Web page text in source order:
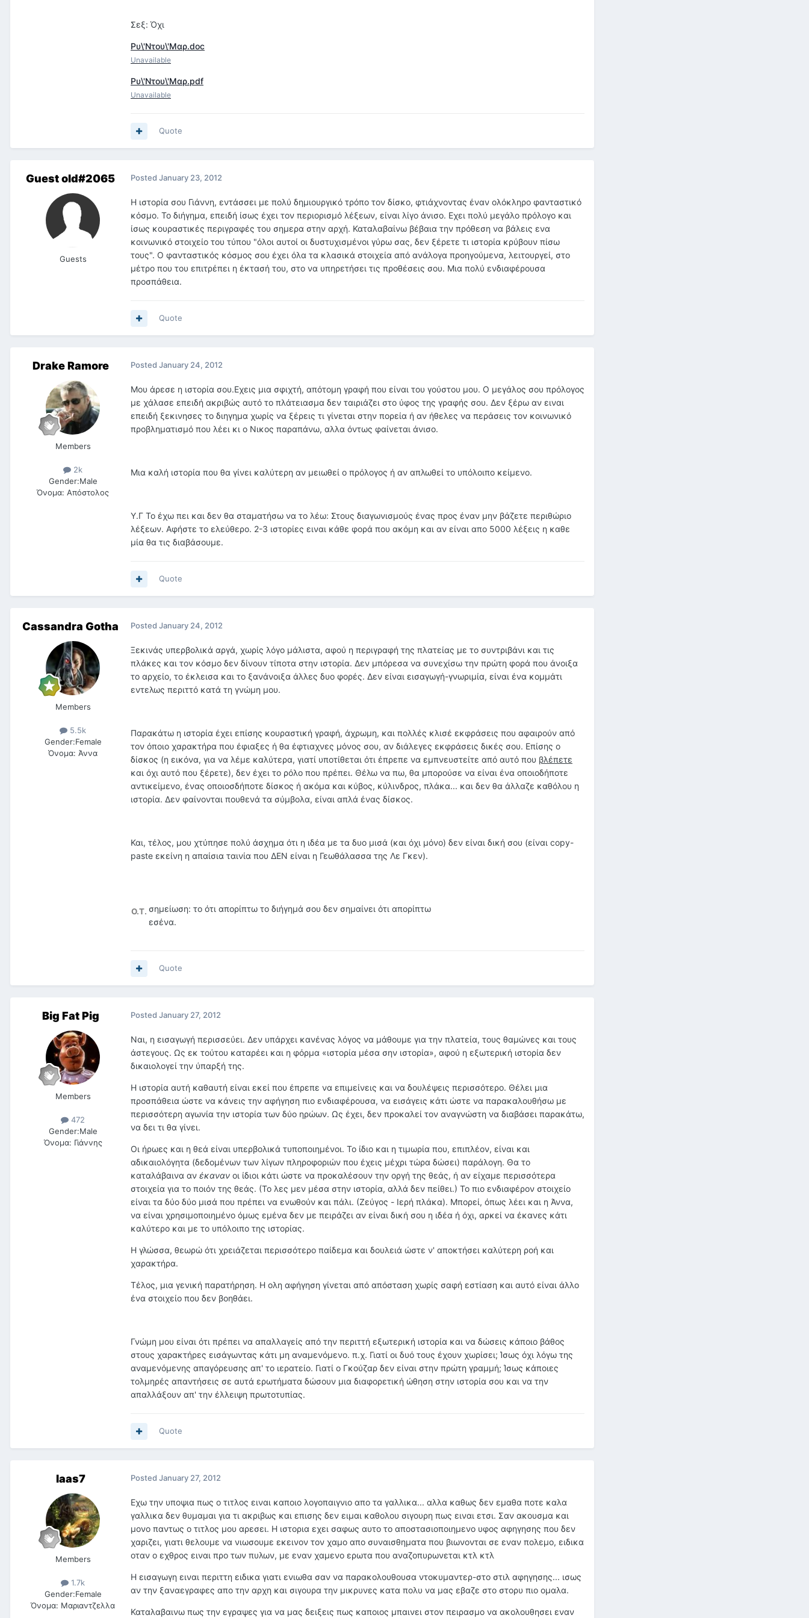
Σεξ: Όχι
Ρυ\'Ντου\'Μαρ.doc
Unavailable
Ρυ\'Ντου\'Μαρ.pdf
Unavailable
Quote
Guest old#2065
Guests
Posted January 23, 2012
Η ιστορία σου Γιάννη, εντάσσει με πολύ δημιουργικό τρόπο τον δίσκο, φτιάχνοντας έναν ολόκληρο φανταστικό
κόσμο. Το διήγημα, επειδή ίσως έχει τον περιορισμό λέξεων, είναι λίγο άνισο. Εχει πολύ μεγάλο πρόλογο και
ίσως κουραστικές περιγραφές του σημερα στην αρχή. Καταλαβαίνω βέβαια την πρόθεση να βάλεις ενα
κοινωνικό στοιχείο του τύπου "όλοι αυτοί οι δυστυχισμένοι γύρω σας, δεν ξέρετε τι ιστορία κρύβουν πίσω
τους". Ο φανταστικός κόσμος σου έχει όλα τα κλασικά στοιχεία από ανάλογα προηγούμενα, λειτουργεί, στο
μέτρο που του επιτρέπει η έκτασή του, στο να υπηρετήσει τις προθέσεις σου. Μια πολύ ενδιαφέρουσα
προσπάθεια.
Quote
Drake Ramore
Members
2k
Gender:Male
Όνομα: Απόστολος
Posted January 24, 2012
Μου άρεσε η ιστορία σου.Εχεις μια σφιχτή, απότομη γραφή που είναι του γούστου μου. Ο μεγάλος σου πρόλογος
με χάλασε επειδή ακριβώς αυτό το πλάτειασμα δεν ταιριάζει στο ύφος της γραφής σου. Δεν ξέρω αν ειναι
επειδή ξεκινησες το διηγημα χωρίς να ξέρεις τι γίνεται στην πορεία ή αν ήθελες να περάσεις τον κοινωνικό
προβληματισμό που λέει κι ο Νικος παραπάνω, αλλα όντως φαίνεται άνισο.
Μια καλή ιστορία που θα γίνει καλύτερη αν μειωθεί ο πρόλογος ή αν απλωθεί το υπόλοιπο κείμενο.
Υ.Γ Το έχω πει και δεν θα σταματήσω να το λέω: Στους διαγωνισμούς ένας προς έναν μην βάζετε περιθώριο
λέξεων. Αφήστε το ελεύθερο. 2-3 ιστορίες ειναι κάθε φορά που ακόμη και αν είναι απο 5000 λέξεις η καθε
μία θα τις διαβάσουμε.
Quote
Cassandra Gotha
Members
5.5k
Gender:Female
Όνομα: Άννα
Posted January 24, 2012
Ξεκινάς υπερβολικά αργά, χωρίς λόγο μάλιστα, αφού η περιγραφή της πλατείας με το συντριβάνι και τις
πλάκες και τον κόσμο δεν δίνουν τίποτα στην ιστορία. Δεν μπόρεσα να συνεχίσω την πρώτη φορά που άνοιξα
το αρχείο, το έκλεισα και το ξανάνοιξα άλλες δυο φορές. Δεν είναι εισαγωγή-γνωριμία, είναι ένα κομμάτι
εντελως περιττό κατά τη γνώμη μου.
Παρακάτω η ιστορία έχει επίσης κουραστική γραφή, άχρωμη, και πολλές κλισέ εκφράσεις που αφαιρούν από
τον όποιο χαρακτήρα που έφιαξες ή θα έφτιαχνες μόνος σου, αν διάλεγες εκφράσεις δικές σου. Επίσης ο
δίσκος (η εικόνα, για να λέμε καλύτερα, γιατί υποτίθεται ότι έπρεπε να εμπνευστείτε από αυτό που βλέπετε
και όχι αυτό που ξέρετε), δεν έχει το ρόλο που πρέπει. Θέλω να πω, θα μπορούσε να είναι ένα οποιοδήποτε
αντικείμενο, ένας οποιοσδήποτε δίσκος ή ακόμα και κύβος, κύλινδρος, πλάκα... και δεν θα άλλαζε καθόλου η
ιστορία. Δεν φαίνονται πουθενά τα σύμβολα, είναι απλά ένας δίσκος.
Και, τέλος, μου χτύπησε πολύ άσχημα ότι η ιδέα με τα δυο μισά (και όχι μόνο) δεν είναι δική σου (είναι copy-
paste εκείνη η απαίσια ταινία που ΔΕΝ είναι η Γεωθάλασσα της Λε Γκεν).
O.T. σημείωση: το ότι απορίπτω το διήγημά σου δεν σημαίνει ότι απορίπτω
εσένα.
Quote
Big Fat Pig
Members
472
Gender:Male
Όνομα: Γιάννης
Posted January 27, 2012
Ναι, η εισαγωγή περισσεύει. Δεν υπάρχει κανένας λόγος να μάθουμε για την πλατεία, τους θαμώνες και τους
άστεγους. Ως εκ τούτου καταρέει και η φόρμα «ιστορία μέσα σην ιστορία», αφού η εξωτερική ιστορία δεν
δικαιολογεί την ύπαρξή της.
Η ιστορία αυτή καθαυτή είναι εκεί που έπρεπε να επιμείνεις και να δουλέψεις περισσότερο. Θέλει μια
προσπάθεια ώστε να κάνεις την αφήγηση πιο ενδιαφέρουσα, να εισάγεις κάτι ώστε να παρακαλουθήσω με
περισσότερη αγωνία την ιστορία των δύο ηρώων. Ως έχει, δεν προκαλεί τον αναγνώστη να διαβάσει παρακάτω,
να δει τι θα γίνει.
Οι ήρωες και η θεά είναι υπερβολικά τυποποιημένοι. Το ίδιο και η τιμωρία που, επιπλέον, είναι και
αδικαιολόγητα (δεδομένων των λίγων πληροφοριών που έχεις μέχρι τώρα δώσει) παράλογη. Θα το
καταλάβαινα αν έκαναν οι ίδιοι κάτι ώστε να προκαλέσουν την οργή της θεάς, ή αν είχαμε περισσότερα
στοιχεία για το ποιόν της θεάς. (Το λες μεν μέσα στην ιστορία, αλλά δεν πείθει.) Το πιο ενδιαφέρον στοιχείο
είναι τα δύο δύο μισά που πρέπει να ενωθούν και πάλι. (Ζεύγος - Ιερή πλάκα). Μπορεί, όπως λέει και η Άννα,
να είναι χρησιμοποιημένο όμως εμένα δεν με πειράζει αν είναι δική σου η ιδέα ή όχι, αρκεί να έκανες κάτι
καλύτερο και με το υπόλοιπο της ιστορίας.
Η γλώσσα, θεωρώ ότι χρειάζεται περισσότερο παίδεμα και δουλειά ώστε ν' αποκτήσει καλύτερη ροή και
χαρακτήρα.
Τέλος, μια γενική παρατήρηση. Η ολη αφήγηση γίνεται από απόσταση χωρίς σαφή εστίαση και αυτό είναι άλλο
ένα στοιχείο που δεν βοηθάει.
Γνώμη μου είναι ότι πρέπει να απαλλαγείς από την περιττή εξωτερική ιστορία και να δώσεις κάποιο βάθος
στους χαρακτήρες εισάγωντας κάτι μη αναμενόμενο. π.χ. Γιατί οι δυό τους έχουν χωρίσει; Ίσως όχι λόγω της
αναμενόμενης απαγόρευσης απ' το ιερατείο. Γιατί ο Γκούζαρ δεν είναι στην πρώτη γραμμή; Ίσως κάποιες
τολμηρές απαντήσεις σε αυτά ερωτήματα δώσουν μια διαφορετική ώθηση στην ιστορία σου και να την
απαλλάξουν απ' την έλλειψη πρωτοτυπίας.
Quote
laas7
Members
1.7k
Gender:Female
Όνομα: Μαριαντζελλα
Posted January 27, 2012
Εχω την υποψια πως ο τιτλος ειναι καποιο λογοπαιγνιο απο τα γαλλικα... αλλα καθως δεν εμαθα ποτε καλα
γαλλικα δεν θυμαμαι για τι ακριβως και επισης δεν ειμαι καθολου σιγουρη πως ειναι ετσι. Σαν ακουσμα και
μονο παντως ο τιτλος μου αρεσει. Η ιστορια εχει σαφως αυτο το αποστασιοποιημενο υφος αφηγησης που δεν
χαριζει, γιατι θελουμε να νιωσουμε εκεινον τον χαμο απο συναισθηματα που βιωνονται σε εναν πολεμο, ειδικα
οταν ο εχθρος ειναι προ των πυλων, με εναν χαμενο ερωτα που αναζοπυρωνεται κτλ κτλ
Η εισαγωγη ειναι περιττη ειδικα γιατι ενιωθα σαν να παρακολουθουσα ντοκυμαντερ-στο στιλ αφηγησης... ισως
αν την ξαναεγραφες απο την αρχη και σιγουρα την μικρυνες κατα πολυ να μας εβαζε στο στορυ πιο ομαλα.
Καταλαβαινω πως την εγραψες για να μας δειξεις πως καποιος μπαινει στον πειρασμο να ακολουθησει εναν